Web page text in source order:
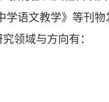
语文教学》等刊物
领域与方向有：